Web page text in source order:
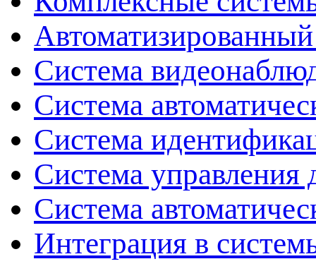
Система
Система
Система
Система управления
Система
Интеграция в